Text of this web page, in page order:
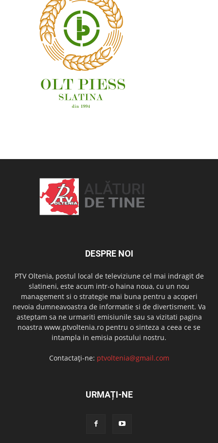
DESPRE NOI
PTV Oltenia, postul local de televiziune cel mai indragit de
slatineni, este acum intr-o haina noua, cu un nou
management si o strategie mai buna pentru a acoperi
nevoia dumneavoastra de informatie si de divertisment. Va
asteptam sa ne urmariti emisiunile sau sa vizitati pagina
noastra www.ptvoltenia.ro pentru o sinteza a ceea ce se
intampla in emisia postului nostru.
Contactați-ne: ptvoltenia@gmail.com
URMAȚI-NE